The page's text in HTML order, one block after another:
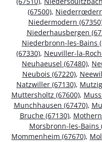
(67500),
Niedermodern
Niederhausbergen
Niederbronn-les-Bains
(67330), Neuviller-la-
Neuhaeusel (67480),
Neubois (67220),
Natzwiller (67130),
Muttersholtz (67600),
Munchhausen (67470),
Bruche (67130),
Morsbronn-les-Bains
Mommenheim (67670),